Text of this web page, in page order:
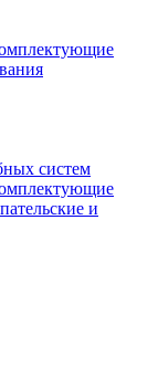
систем
и